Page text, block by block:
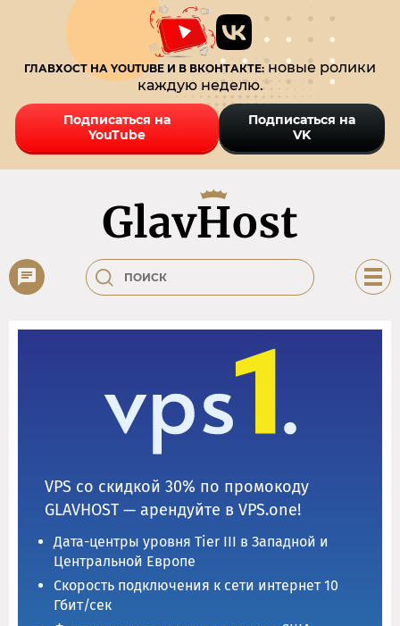
ГЛАВХОСТ НА YOUTUBE И В ВКОНТАКТЕ:новые ролики
каждую неделю.
Подписаться на
YouTube
Подписаться на
VK
VPS со скидкой 30% по промокоду
GLAVHOST — арендуйте в VPS.one!
Дата-центры уровня Tier III в Западной и
Центральной Европе
Скорость подключения к сети интернет 10
Гбит/сек